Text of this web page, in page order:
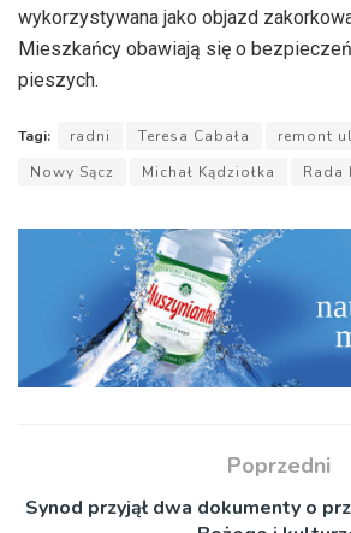
wykorzystywana jako objazd
Mieszkańcy obawiają się o
pieszych.
Tagi: radni Teresa Cabała
remont
Nowy Sącz
Michał Kądziołka Rada
Poprzedni
Synod przyjął dwa dokumenty o